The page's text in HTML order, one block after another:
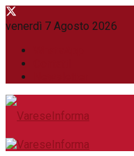
venerdì 7 Agosto 2026